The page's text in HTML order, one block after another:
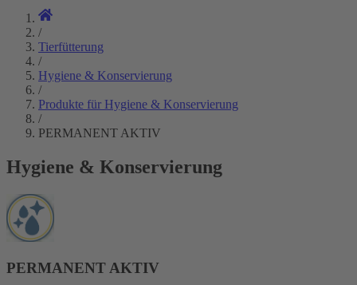
/
Tierfütterung
/
Hygiene & Konservierung
/
Produkte für Hygiene & Konservierung
/
PERMANENT AKTIV
Hygiene & Konservierung
PERMANENT AKTIV